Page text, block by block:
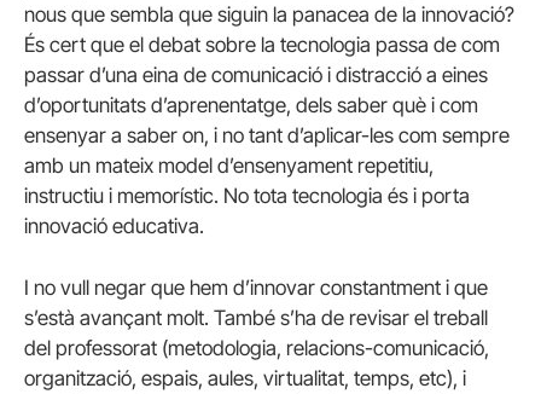
nous que sembla que siguin la panacea de la innovació?
És cert que el debat sobre la tecnologia passa de com
passar d’una eina de comunicació i distracció a eines
d’oportunitats d’aprenentatge, dels saber què i com
ensenyar a saber on, i no tant d’aplicar-les com sempre
amb un mateix model d’ensenyament repetitiu,
instructiu i memorístic. No tota tecnologia és i porta
innovació educativa.
I no vull negar que hem d’innovar constantment i que
s’està avançant molt. També s’ha de revisar el treball
del professorat (metodologia, relacions-comunicació,
organització, espais, aules, virtualitat, temps, etc), i